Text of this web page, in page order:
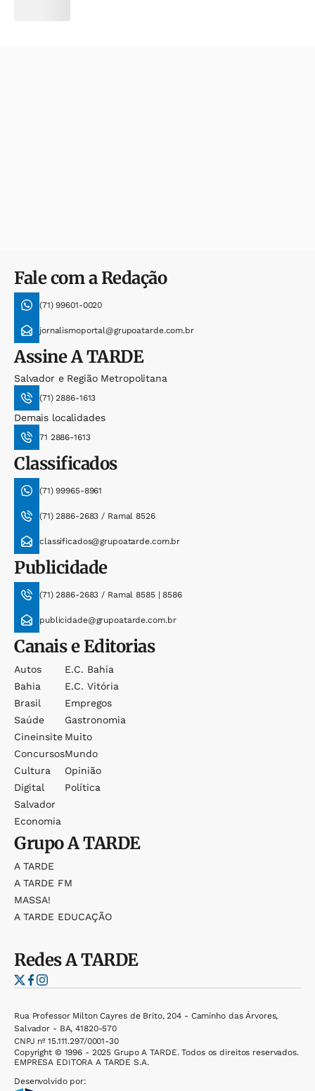
Fale com a Redação
(71) 99601-0020
jornalismoportal@grupoatarde.com.br
AssineA TARDE
Salvador e Região Metropolitana
(71) 2886-1613
Demais localidades
71 2886-1613
Classificados
(71) 99965-8961
(71) 2886-2683 / Ramal 8526
classificados@grupoatarde.com.br
Publicidade
(71) 2886-2683 / Ramal 8585 | 8586
publicidade@grupoatarde.com.br
Canais e Editorias
Autos
Bahia
Brasil
Saúde
Cineinsite
Concursos
Cultura
Digital
Salvador
Economia
E.c. Bahia
E.c. Vitória
Empregos
Gastronomia
Muito
Mundo
Opinião
Política
GrupoA TARDE
A TARDE
A TARDE FM
MASSA!
A TARDE EDUCAÇÃO
RedesA TARDE
Rua Professor Milton Cayres de Brito, 204 - Caminho das Árvores,
Salvador - BA, 41820-570
CNPJ nº 15.111.297/0001-30
Copyright © 1996 - 2025 Grupo A TARDE. Todos os direitos reservados.
EMPRESA EDITORA A TARDE S.A.
Desenvolvido por: